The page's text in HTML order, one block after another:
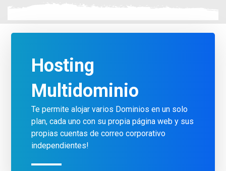
Hosting
Multidominio
Te permite alojar varios Dominios en un solo
plan, cada uno con su propia página web y sus
propias cuentas de correo corporativo
independientes!